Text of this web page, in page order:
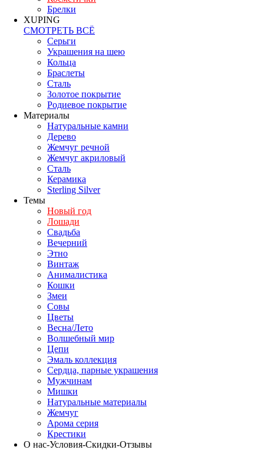
Брелки
XUPING
СМОТРЕТЬ ВСЁ
Серьги
Украшения на шею
Кольца
Браслеты
Сталь
Золотое покрытие
Родиевое покрытие
Материалы
Натуральные камни
Дерево
Жемчуг речной
Жемчуг акриловый
Сталь
Керамика
Sterling Silver
Темы
Новый год
Лошади
Свадьба
Вечерний
Этно
Винтаж
Анималистика
Кошки
Змеи
Совы
Цветы
Весна/Лето
Волшебный мир
Цепи
Эмаль коллекция
Сердца, парные украшения
Мужчинам
Мишки
Натуральные материалы
Жемчуг
Арома серия
Крестики
О нас-Условия-Скидки-Отзывы